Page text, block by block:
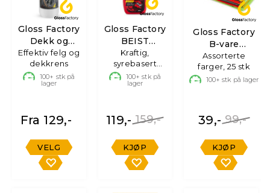
Gloss Factory
Dekk og
Felgrens
Effektiv felg og
dekkrens
100+ stk på
lager
Fra 129,-
VELG
Gloss Factory
BEIST
Felgrens
Kraftig,
syrebasert
felgrens -
750ml
100+ stk på
lager
159,-
119,-
KJØP
Gloss Factory
B-vare
Mikrofiberkluter
Assorterte
farger, 25 stk
100+ stk på lager
99,-
39,-
KJØP